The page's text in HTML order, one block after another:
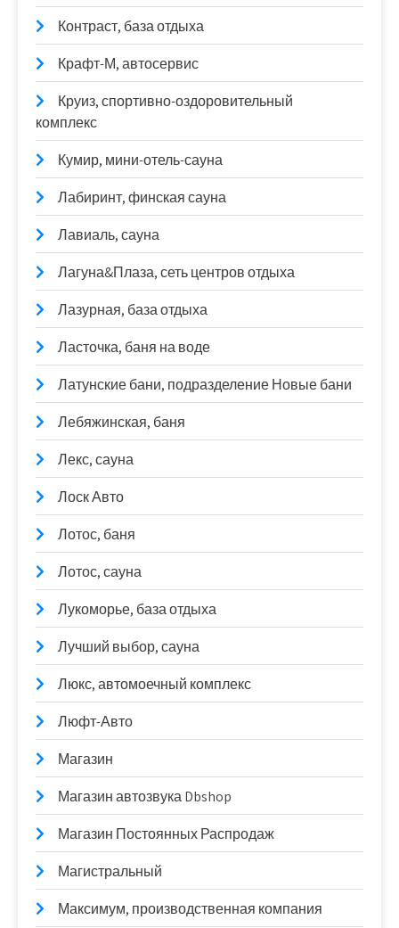
Контраст, база отдыха
Крафт-М, автосервис
Круиз, спортивно-оздоровительный
комплекс
Кумир, мини-отель-сауна
Лабиринт, финская сауна
Лавиаль, сауна
Лагуна&Плаза, сеть центров отдыха
Лазурная, база отдыха
Ласточка, баня на воде
Латунские бани, подразделение Новые бани
Лебяжинская, баня
Лекс, сауна
Лоск Авто
Лотос, баня
Лотос, сауна
Лукоморье, база отдыха
Лучший выбор, сауна
Люкс, автомоечный комплекс
Люфт-Авто
Магазин
Магазин автозвука Dbshop
Магазин Постоянных Распродаж
Магистральный
Максимум, производственная компания